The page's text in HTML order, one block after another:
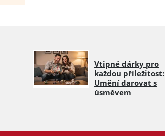
Vtipné dárky pro
každou příležitost:
Umění darovat s
úsměvem